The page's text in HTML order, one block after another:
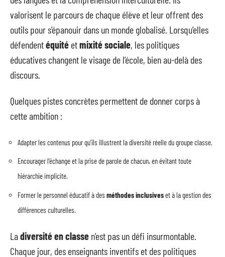
valorisent le parcours de chaque élève et leur offrent des
outils pour s’épanouir dans un monde globalisé. Lorsqu’elles
défendentéquité etmixité sociale, les politiques
éducatives changent le visage de l’école, bien au-delà des
discours.
Quelques pistes concrètes permettent de donner corps à
cette ambition :
Adapter les contenus pour qu’ils illustrent la diversité réelle du groupe classe.
Encourager l’échange et la prise de parole de chacun, en évitant toute
hiérarchie implicite.
Former le personnel éducatif à des méthodes inclusiveset à la gestion des
différences culturelles.
Ladiversité en classe n’est pas un défi insurmontable.
Chaque jour, des enseignants inventifs et des politiques